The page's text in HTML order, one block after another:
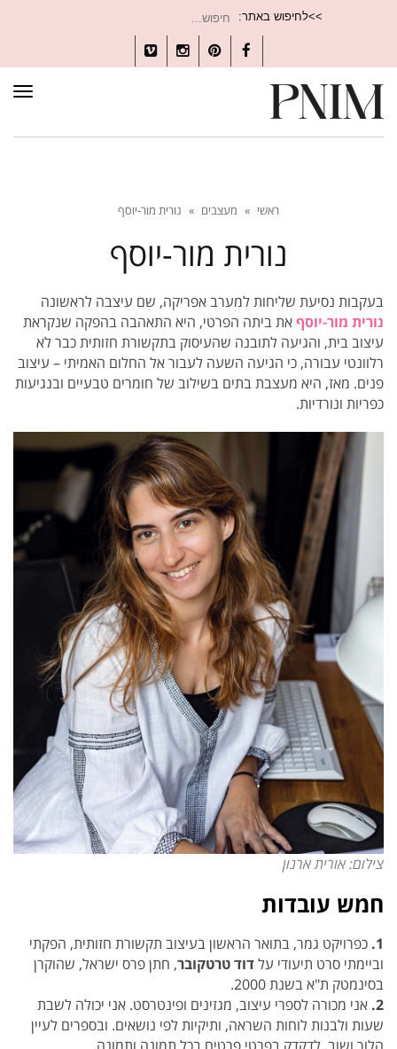
>>לחיפוש באתר:
עבור:
Facebook
Pinterest
Instagram
Vimeo
ראשי » מעצבים » נורית מור-יוסף
נורית מור-יוסף
בעקבות נסיעת שליחות למערב אפריקה, שם עיצבה לראשונה
נורית מור-יוסףאת ביתה הפרטי, היא התאהבה בהפקה שנקראת
עיצוב בית, והגיעה לתובנה שהעיסוק בתקשורת חזותית כבר לא
רלוונטי עבורה, כי הגיעה השעה לעבור אל החלום האמיתי – עיצוב
פנים. מאז, היא מעצבת בתים בשילוב של חומרים טבעיים ובנגיעות
כפריות ונורדיות.
צילום: אורית ארנון
חמש עובדות
1. כפרויקט גמר, בתואר הראשון בעיצוב תקשורת חזותית, הפקתי
וביימתי סרט תיעודי עלדוד טרטקובר, חתן פרס ישראל, שהוקרן
בסינמטק ת"א בשנת 2000.
2. אני מכורה לספרי עיצוב, מגזינים ופינטרסט. אני יכולה לשבת
שעות ולבנות לוחות השראה, ותיקיות לפי נושאים. ובספרים לעיין